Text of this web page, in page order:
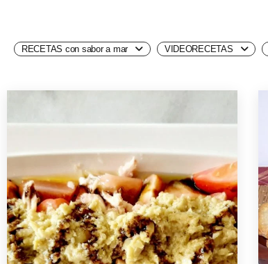
RECETAS con sabor a mar VIDEORECETAS